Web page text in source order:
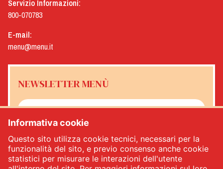
Servizio Informazioni:
800-070783
E-mail:
menu@menu.it
NEWSLETTER MENÙ
ISCRIVITI
Informativa cookie
Questo sito utilizza cookie tecnici, necessari per la
funzionalità del sito, e previo consenso anche cookie
statistici per misurare le interazioni dell'utente